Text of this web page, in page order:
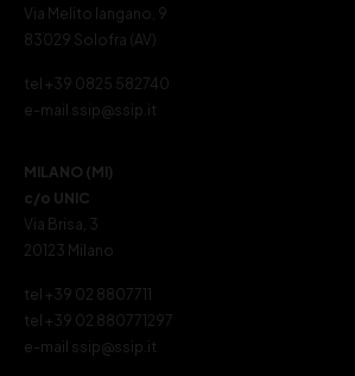
Via Melito Iangano, 9
83029 Solofra (AV)
tel +39 0825 582740
e-mail ssip@ssip.it
MILANO (MI)
c/o UNIC
Via Brisa, 3
20123 Milano
tel +39 02 8807711
tel +39 02 880771297
e-mail ssip@ssip.it